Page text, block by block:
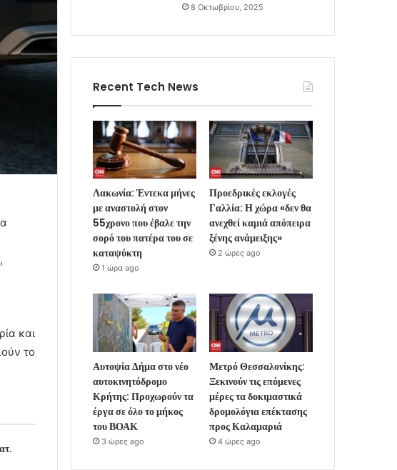
και
το
8 Οκτωβρίου, 2025
Recent Tech News
Λακωνία: Έντεκα μήνες
με αναστολή στον
55χρονο που έβαλε την
σορό του πατέρα του σε
καταψύκτη
1 ώρα ago
Προεδρικές εκλογές
Γαλλία: Η χώρα «δεν θα
ανεχθεί καμιά απόπειρα
ξένης ανάμειξης»
2 ώρες ago
Αυτοψία Δήμα στο νέο
αυτοκινητόδρομο
Κρήτης: Προχωρούν τα
έργα σε όλο το μήκος
του ΒΟΑΚ
3 ώρες ago
Μετρό Θεσσαλονίκης:
Ξεκινούν τις επόμενες
μέρες τα δοκιμαστικά
δρομολόγια επέκτασης
προς Καλαμαριά
4 ώρες ago